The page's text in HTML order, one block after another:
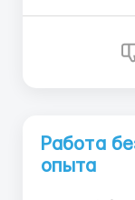
Работа
опыта